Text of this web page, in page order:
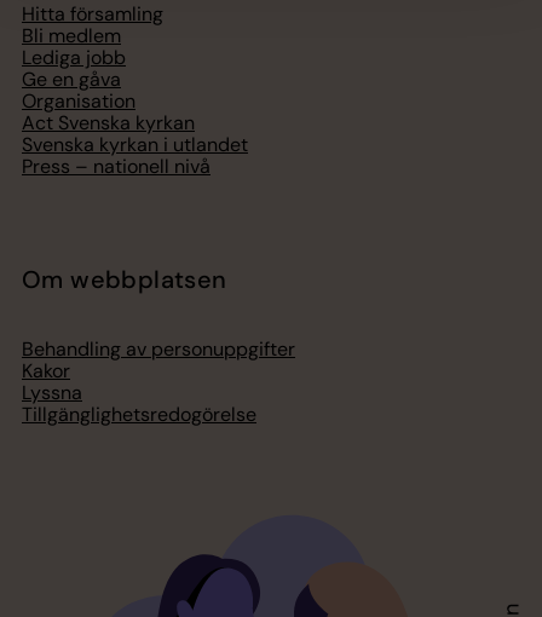
Hitta församling
Bli medlem
Lediga jobb
Ge en gåva
Organisation
Act Svenska kyrkan
Svenska kyrkan i utlandet
Press – nationell nivå
Om webbplatsen
Behandling av personuppgifter
Kakor
Lyssna
Tillgänglighetsredogörelse